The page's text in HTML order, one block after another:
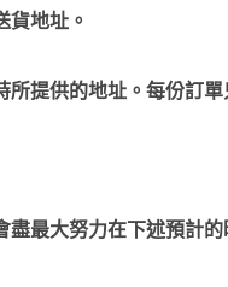
貨地址。
所提供的地址。每份訂
盡最大努力在下述預計